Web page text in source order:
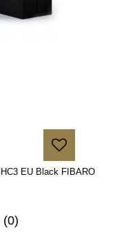
EU Black FIBARO
(0)